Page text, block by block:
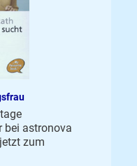
bei astronova
zum